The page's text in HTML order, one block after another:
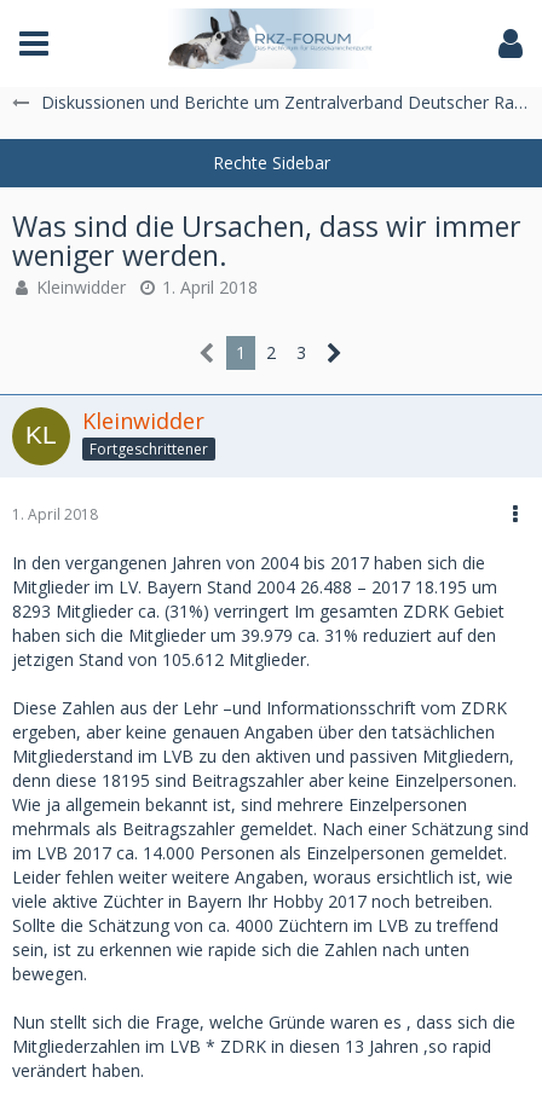
Das Fachforum der Rassekaninchenzucht
Diskussionen und Berichte um Zentralverband Deutscher Rasse-Kaninchenzüchter e.V. (ZDRK)
Was sind die Ursachen, dass wir immer
weniger werden.
Kleinwidder 1. April 2018
1 2 3
Kleinwidder
Fortgeschrittener
1. April 2018
In den vergangenen Jahren von 2004 bis 2017 haben sich die
Mitglieder im LV. Bayern Stand 2004 26.488 – 2017 18.195 um
8293 Mitglieder ca. (31%) verringert Im gesamten ZDRK Gebiet
haben sich die Mitglieder um 39.979 ca. 31% reduziert auf den
jetzigen Stand von 105.612 Mitglieder.
Diese Zahlen aus der Lehr –und Informationsschrift vom ZDRK
ergeben, aber keine genauen Angaben über den tatsächlichen
Mitgliederstand im LVB zu den aktiven und passiven Mitgliedern,
denn diese 18195 sind Beitragszahler aber keine Einzelpersonen.
Wie ja allgemein bekannt ist, sind mehrere Einzelpersonen
mehrmals als Beitragszahler gemeldet. Nach einer Schätzung sind
im LVB 2017 ca. 14.000 Personen als Einzelpersonen gemeldet.
Leider fehlen weiter weitere Angaben, woraus ersichtlich ist, wie
viele aktive Züchter in Bayern Ihr Hobby 2017 noch betreiben.
Sollte die Schätzung von ca. 4000 Züchtern im LVB zu treffend
sein, ist zu erkennen wie rapide sich die Zahlen nach unten
bewegen.
Nun stellt sich die Frage, welche Gründe waren es , dass sich die
Mitgliederzahlen im LVB * ZDRK in diesen 13 Jahren ,so rapid
verändert haben.